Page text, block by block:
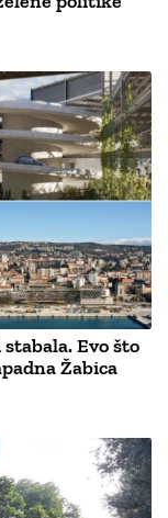
Evo što
Žabica